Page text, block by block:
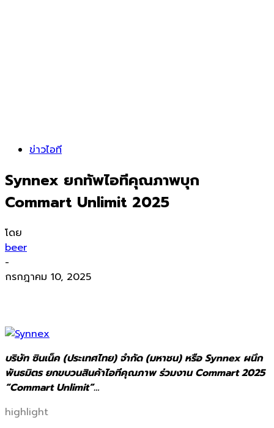
ข่าวไอที
Synnex ยกทัพไอทีคุณภาพบุก
Commart Unlimit 2025
โดย
beer
-
กรกฎาคม 10, 2025
บริษัท ซินเน็ค (ประเทศไทย) จำกัด (มหาชน) หรือ Synnexผนึก
พันธมิตร ยกขบวนสินค้าไอทีคุณภาพ ร่วมงานCommart 2025
“Commart Unlimit”…
highlight